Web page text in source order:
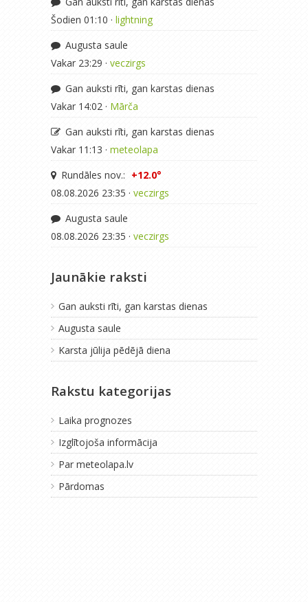
Šodien 01:10 · lightning
Augusta saule
Vakar 23:29 · veczirgs
Gan auksti rīti, gan karstas dienas
Vakar 14:02 · Mārča
Gan auksti rīti, gan karstas dienas
Vakar 11:13 · meteolapa
Rundāles nov.: +12.0°
08.08.2026 23:35 · veczirgs
Augusta saule
08.08.2026 23:35 · veczirgs
Jaunākie raksti
Gan auksti rīti, gan karstas dienas
Augusta saule
Karsta jūlija pēdējā diena
Rakstu kategorijas
Laika prognozes
Izglītojoša informācija
Par meteolapa.lv
Pārdomas